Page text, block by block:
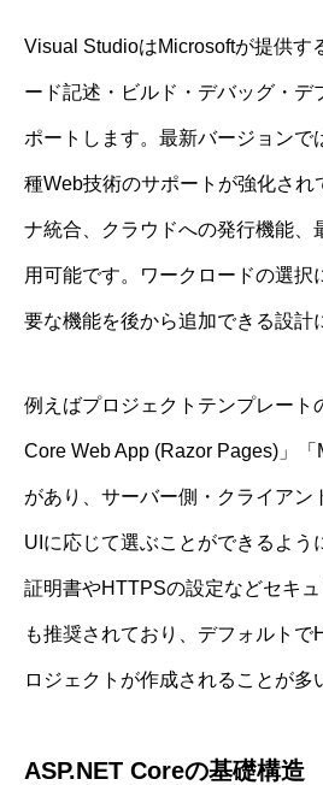
Visual StudioはMicrosoftが提供す
ード記述・ビルド・デバッグ・デ
ポートします。最新バージョンで
種Web技術のサポートが強化され
ナ統合、クラウドへの発行機能、
用可能です。ワークロードの選択
要な機能を後から追加できる設計
例えばプロジェクトテンプレート
Core Web App (Razor Pages)」
があり、サーバー側・クライアン
UIに応じて選ぶことができるよう
証明書やHTTPSの設定などセキ
も推奨されており、デフォルト
ロジェクトが作成されることが多
ASP.NET Coreの基礎構造